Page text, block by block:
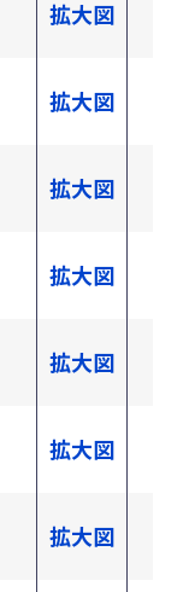
拡大図
拡大図
拡大図
拡大図
拡大図
拡大図
拡大図